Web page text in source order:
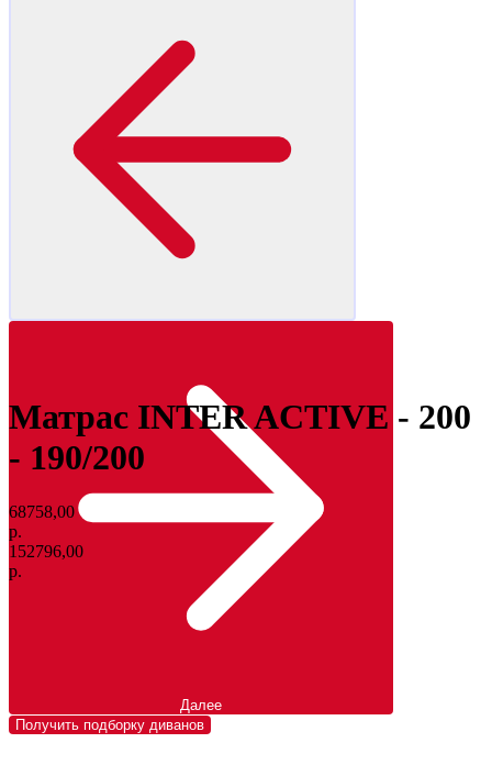
Далее
Получить подборку диванов
Матрас INTER ACTIVE - 200
- 190/200
68758,00
р.
152796,00
р.